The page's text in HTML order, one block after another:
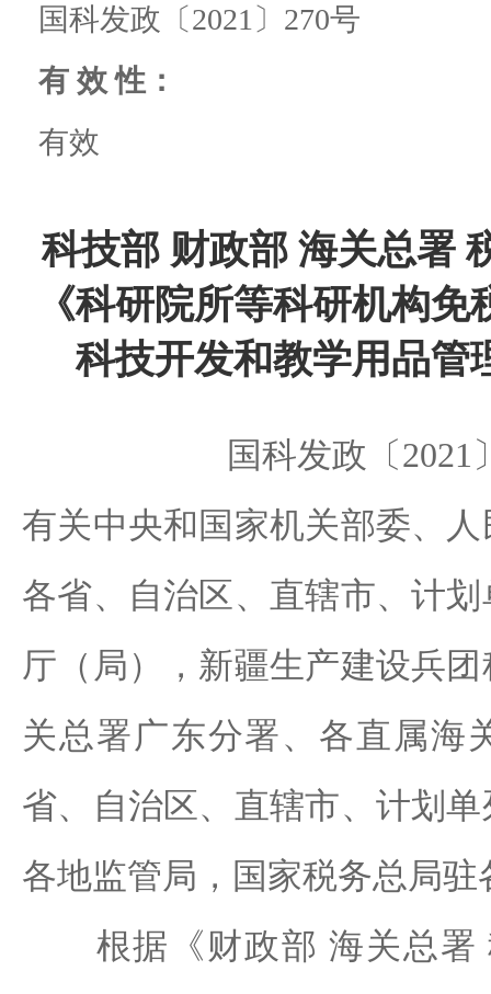
国科发政〔2021〕270号
有 效 性：
有效
科技部 财政部 海关总署
《科研院所等科研机构
科技开发和教学用品管
国科发政〔2021
有关中央和国家机关部委、
各省、自治区、直辖市、计
厅（局），新疆生产建设兵
关总署广东分署、各直属海
省、自治区、直辖市、计划
各地监管局，国家税务总局
根据《财政部 海关总署